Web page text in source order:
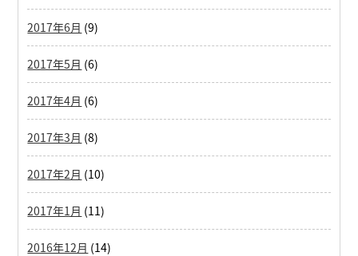
2017年6月 (9)
2017年5月 (6)
2017年4月 (6)
2017年3月 (8)
2017年2月 (10)
2017年1月 (11)
2016年12月 (14)